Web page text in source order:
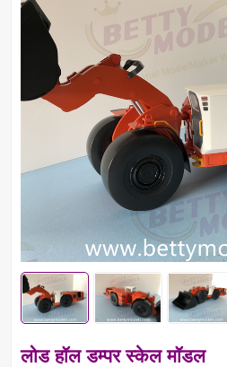
लोड हॉल डम्पर स्केल मॉडल